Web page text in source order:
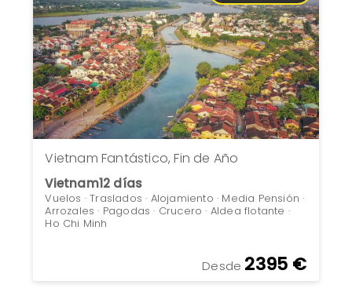
Desde 2395 €
Vietnam Fantástico, Fin de Año
Vietnam12 días
Vuelos · Traslados · Alojamiento · Media Pensión ·
Arrozales · Pagodas · Crucero · Aldea flotante ·
Ho Chi Minh